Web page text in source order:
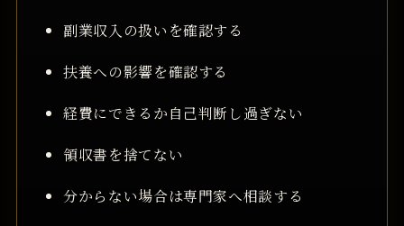
副業収入の扱いを確認する
扶養への影響を確認する
経費にできるか自己判断し過ぎない
領収書を捨てない
分からない場合は専門家へ相談する